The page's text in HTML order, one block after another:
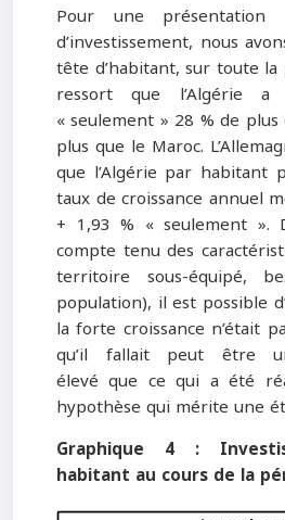
Pour une présentation
d’investissement, nous
tête d’habitant, sur toute
ressort que l’Algérie
« seulement » 28 % de
plus que le Maroc.
que l’Algérie par habitant
taux de croissance annuel
+ 1,93 % « seulement
compte tenu des
territoire sous-équipé,
population), il est possible
la forte croissance n’était
qu’il fallait peut être
élevé que ce qui a été
hypothèse qui mérite une
Graphique 4 :
habitant au cours de la